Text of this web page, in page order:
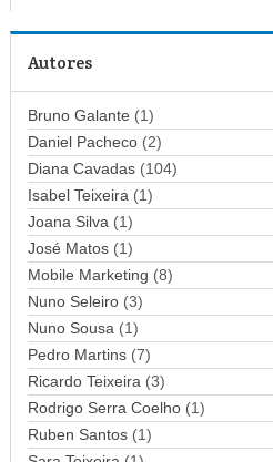
o
d
e
e
m
a
i
l
Autores
Bruno Galante (1)
Daniel Pacheco(2)
Diana Cavadas(104)
Isabel Teixeira (1)
Joana Silva (1)
José Matos(1)
Mobile Marketing (8)
Nuno Seleiro(3)
Nuno Sousa (1)
Pedro Martins(7)
Ricardo Teixeira (3)
Rodrigo Serra Coelho(1)
Ruben Santos(1)